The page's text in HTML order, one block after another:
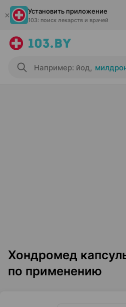
Установить приложение
103: поиск лекарств и врачей
Например: йод,
Хондромед
по применению